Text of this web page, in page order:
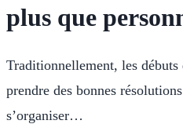
plus que
Traditionnellement, les débuts
prendre des bonnes
s’organiser…